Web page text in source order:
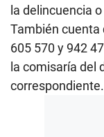
la delincuencia
También cuenta
605 570 y 942
la comisaría del
correspondiente.